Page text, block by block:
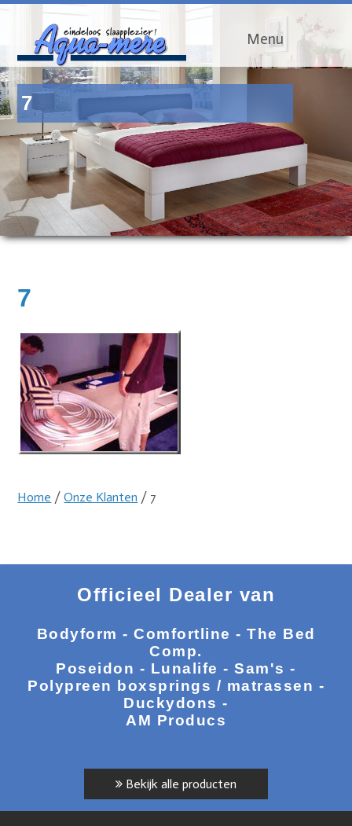
Menu
7
7
Home /Onze Klanten / 7
Officieel Dealer van
Bodyform - Comfortline - The Bed
Comp.
Poseidon - Lunalife - Sam's -
Polypreen boxsprings / matrassen -
Duckydons -
AM Producs
Bekijk alle producten